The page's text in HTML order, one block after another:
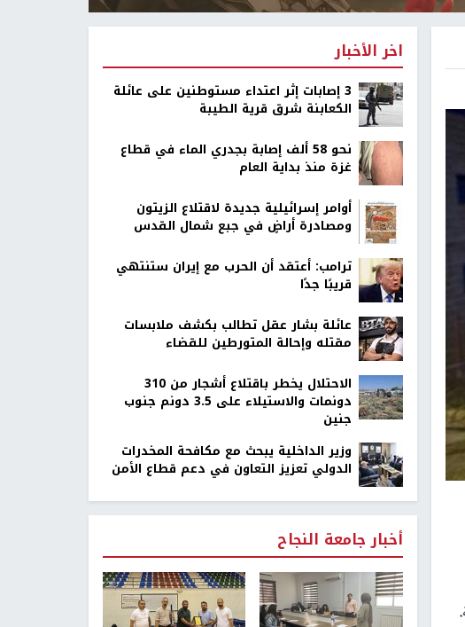
اخر الأخبار
‏3 إصابات إثر اعتداء مستوطنين على عائلة
الكعابنة شرق قرية الطيبة
نحو 58 ألف إصابة بجدري الماء في قطاع
غزة منذ بداية العام
أوامر إسرائيلية جديدة لاقتلاع الزيتون
ومصادرة أراضٍ في جبع شمال القدس
ترامب: أعتقد أن الحرب مع إيران ستنتهي
قريبًا جدًا
عائلة بشار عقل تطالب بكشف ملابسات
مقتله وإحالة المتورطين للقضاء
الاحتلال يخطر باقتلاع أشجار من 310
دونمات والاستيلاء على 3.5 دونم جنوب
جنين
وزير الداخلية يبحث مع مكافحة المخدرات
الدولي تعزيز التعاون في دعم قطاع الأمن
أخبار جامعة النجاح